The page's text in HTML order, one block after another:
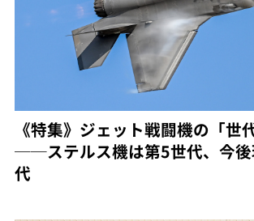
《特集》ジェット戦闘機の「世
──ステルス機は第5世代、今後
代